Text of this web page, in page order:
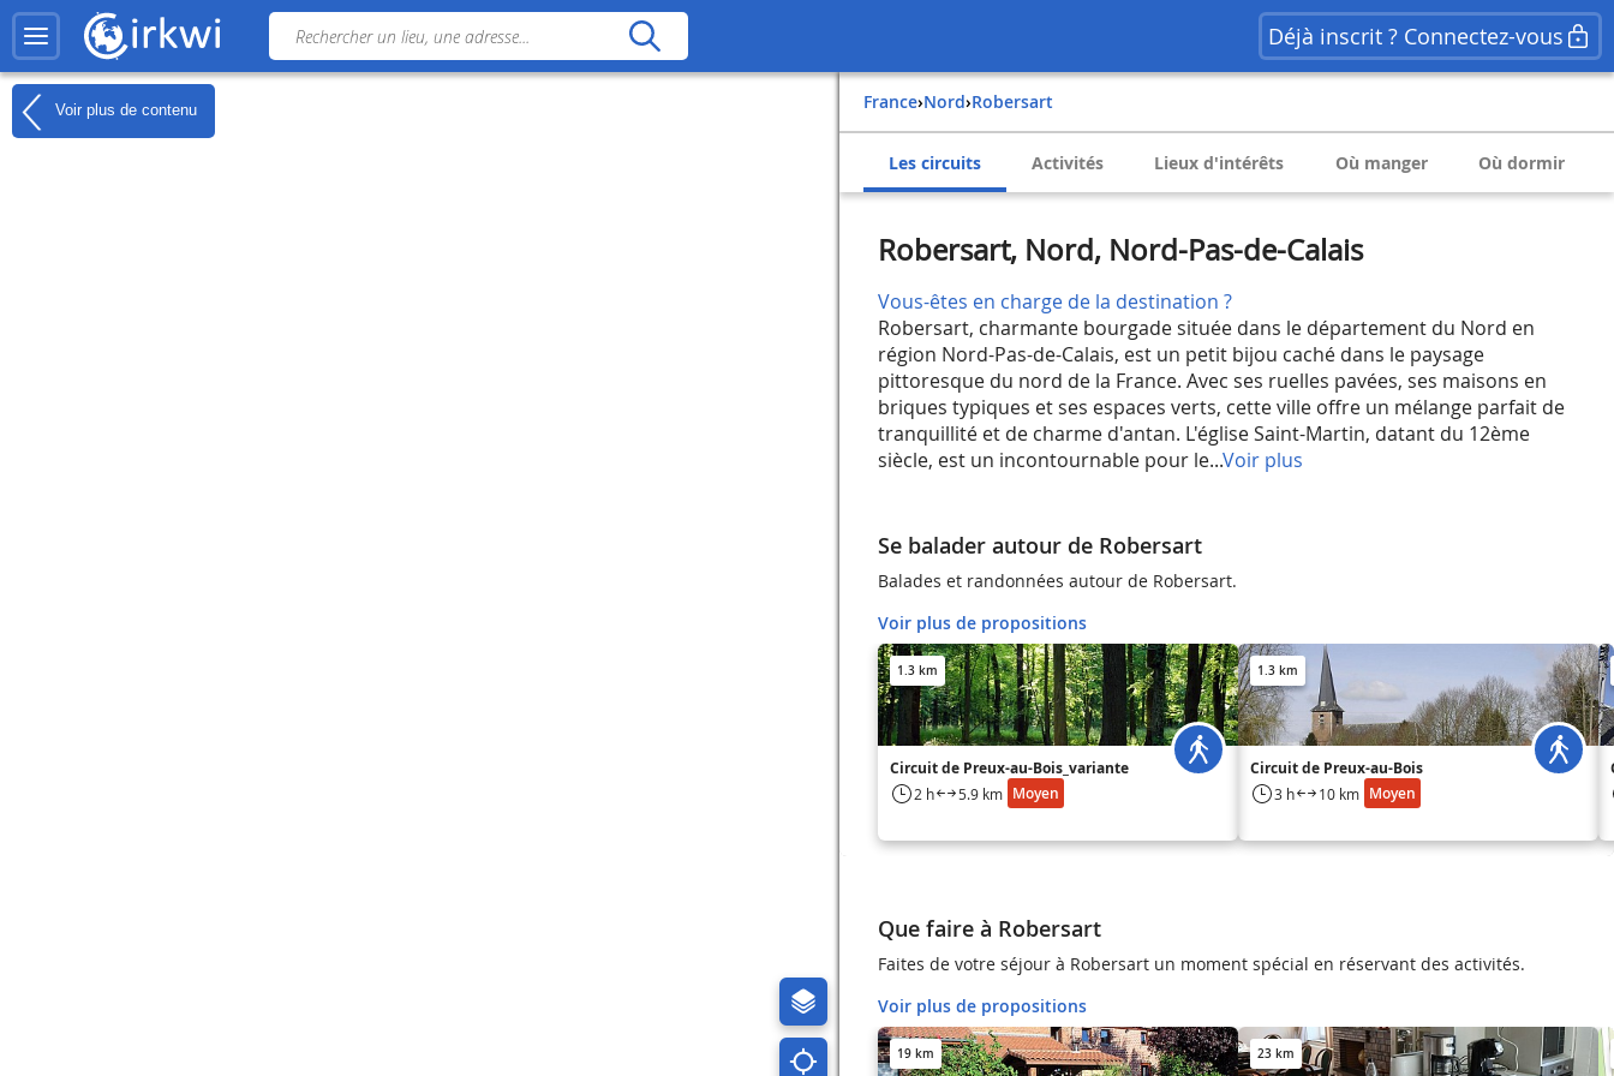
Déjà inscrit ? Connectez-vous
Voir plus de contenu France› Nord› Robersart
Les circuits Activités Lieux d'intérêts Où manger Où dormir
Robersart, Nord, Nord-Pas-de-Calais
Vous-êtes en charge de la destination ?
Robersart, charmante bourgade située dans le département du Nord en
région Nord-Pas-de-Calais, est un petit bijou caché dans le paysage
pittoresque du nord de la France. Avec ses ruelles pavées, ses maisons en
briques typiques et ses espaces verts, cette ville offre un mélange parfait de
tranquillité et de charme d'antan. L'église Saint-Martin, datant du 12ème
siècle, est un incontournable pour le...Voir plus
Se balader autour de Robersart
Balades et randonnées autour de Robersart.
Voir plus de propositions
1.3 km
Circuit de Preux-au-Bois_variante
2 h 5.9 km Moyen
1.3 km
Circuit de Preux-au-Bois
3 h 10 km Moyen
Que faire à Robersart
Faites de votre séjour à Robersart un moment spécial en réservant des activités.
Voir plus de propositions
19 km 23 km